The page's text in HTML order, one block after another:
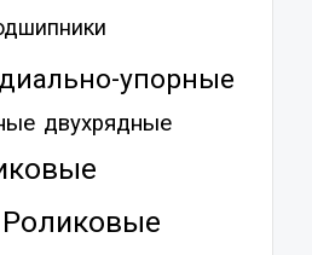
упорные
двухрядные
Роликовые